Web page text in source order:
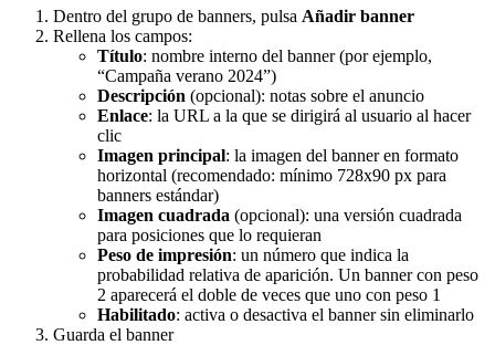
Dentro del grupo de banners, pulsa Añadir banner
Rellena los campos:
Título: nombre interno del banner (por ejemplo,
“Campaña verano 2024”)
Descripción (opcional): notas sobre el anuncio
Enlace: la URL a la que se dirigirá al usuario al hacer
clic
Imagen principal: la imagen del banner en formato
horizontal (recomendado: mínimo 728x90 px para
banners estándar)
Imagen cuadrada (opcional): una versión cuadrada
para posiciones que lo requieran
Peso de impresión: un número que indica la
probabilidad relativa de aparición. Un banner con peso
2 aparecerá el doble de veces que uno con peso 1
Habilitado: activa o desactiva el banner sin eliminarlo
Guarda el banner